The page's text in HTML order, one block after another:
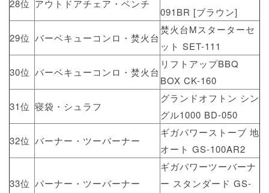
28位 アウトドアチェア・ベンチ
091BR [ブラウン]
29位 バーベキューコンロ・焚火台
焚火台Mスターターセ
ット SET-111
30位 バーベキューコンロ・焚火台
リフトアップBBQ
BOX CK-160
31位 寝袋・シュラフ
グランドオフトン シン
グル1000 BD-050
32位 バーナー・ツーバーナー
ギガパワーストーブ 地
オート GS-100AR2
33位 バーナー・ツーバーナー
ギガパワーツーバーナ
ー スタンダード GS-